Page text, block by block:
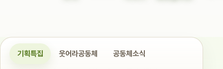
기획특집 웃어라공동체 공동체소식